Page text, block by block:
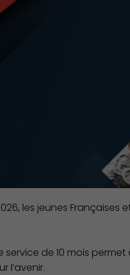
Démocratie locale
les jeunes
service de 10 mois
l’avenir.